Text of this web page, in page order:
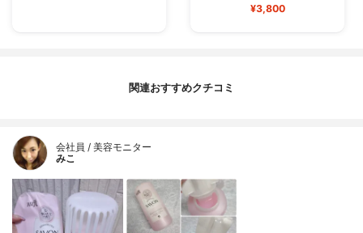
¥3,800
関連おすすめクチコミ
会社員 / 美容モニター
みこ